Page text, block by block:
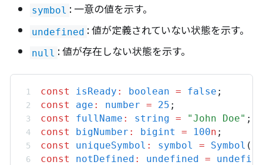
symbol : 一意の値を示す。
undefined : 値が定義されていない状態を示す。
null : 値が存在しない状態を示す。
const isReady : boolean = false ;
const
age : number = 25 ;
const
fullName : string = "John Doe" ;
const
bigNumber : bigint = 100n ;
const
uniqueSymbol : symbol = Symbol (
const
notDefined : undefined =